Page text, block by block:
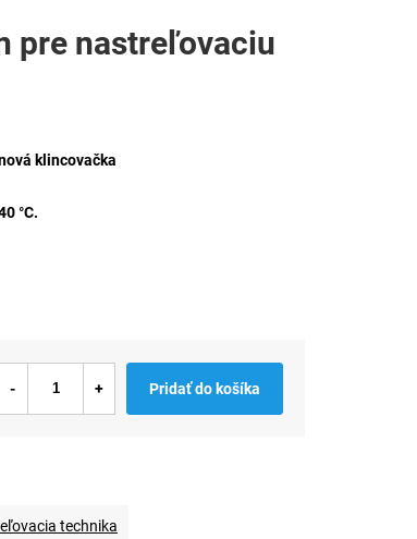
klincovačka
°C.
technika
pre nastreľovaciu
Pridať do košíka